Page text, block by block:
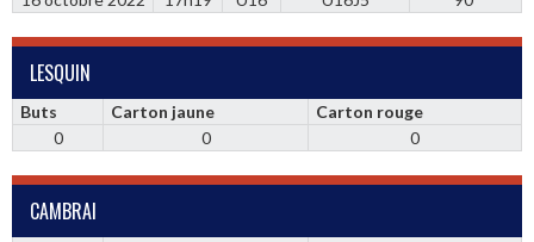
LESQUIN
Buts Carton jaune
Carton rouge
0
0 0
CAMBRAI